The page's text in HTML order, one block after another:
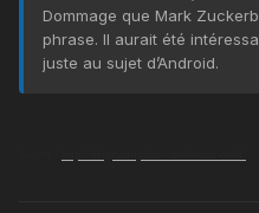
Dommage que Mark
phrase. Il aurait été
juste au sujet d’Android.